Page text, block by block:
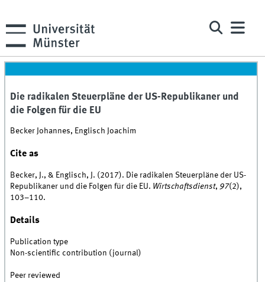
Die radikalen Steuerpläne der US-Republikaner und
die Folgen für die EU
Becker Johannes, Englisch Joachim
Cite as
Becker, J., & Englisch, J. (2017). Die radikalen Steuerpläne der US-
Republikaner und die Folgen für die EU. Wirtschaftsdienst, 97(2),
103–110.
Details
Publication type
Non-scientific contribution (journal)
Peer reviewed